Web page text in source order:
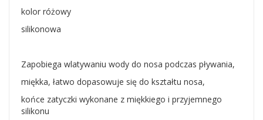
kolor różowy
silikonowa
Zapobiega wlatywaniu wody do nosa podczas pływania,
miękka, łatwo dopasowuje się do kształtu nosa,
końce zatyczki wykonane z miękkiego i przyjemnego
silikonu